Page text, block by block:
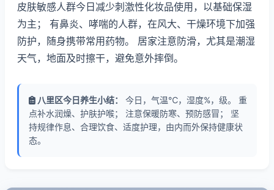
皮肤敏感人群今日减少刺激性化妆品使用，以基础保湿
为主； 有鼻炎、哮喘的人群，在风大、干燥环境下加强
防护，随身携带常用药物。 居家注意防滑，尤其是潮湿
天气，地面及时擦干，避免意外摔倒。
八里区今日养生小结：
今日，气温℃，湿度%，级。 重
点补水润燥、护肤护喉； 注意保暖防寒、预防感冒； 坚
持规律作息、合理饮食、适度护理，由内而外保持健康状
态。